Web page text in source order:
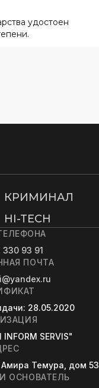
КРИМИНАЛ
HI-TECH
93 91
ПОЧТА
: 28.05.2020
INFORM SERVIS"
Амира Темура, дом 53
ОСНОВАТЕЛЬ